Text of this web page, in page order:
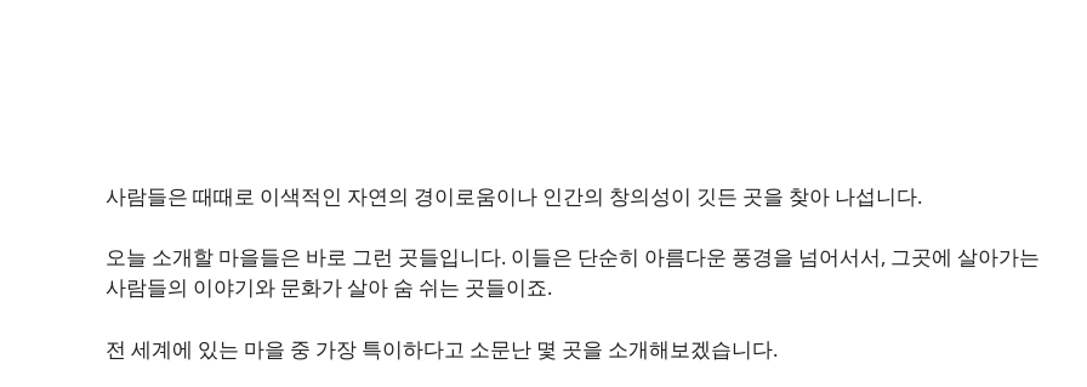
사람들은 때때로 이색적인 자연의 경이로움이나 인간의 창의성이 깃든 곳을 찾아 나섭니다.
오늘 소개할 마을들은 바로 그런 곳들입니다. 이들은 단순히 아름다운 풍경을 넘어서서, 그곳에 살아가는
사람들의 이야기와 문화가 살아 숨 쉬는 곳들이죠.
전 세계에 있는 마을 중 가장 특이하다고 소문난 몇 곳을 소개해보겠습니다.